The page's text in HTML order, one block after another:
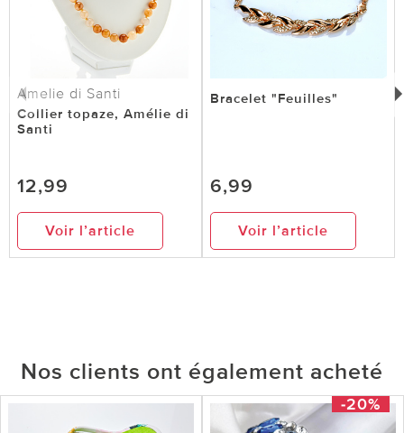
Amelie di Santi
Collier topaze, Amélie di
Santi
12,99
Voir l’article
Bracelet "Feuilles"
6,99
Voir l’article
Nos clients ont également acheté
-20%